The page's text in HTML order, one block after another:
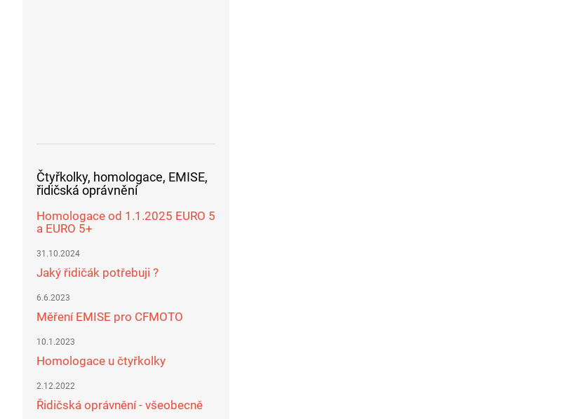
Čtyřkolky, homologace, EMISE,
řidičská oprávnění
Homologace od 1.1.2025 EURO 5
a EURO 5+
31.10.2024
Jaký řidičák potřebuji ?
6.6.2023
Měření EMISE pro CFMOTO
10.1.2023
Homologace u čtyřkolky
2.12.2022
Řidičská oprávnění - všeobecně